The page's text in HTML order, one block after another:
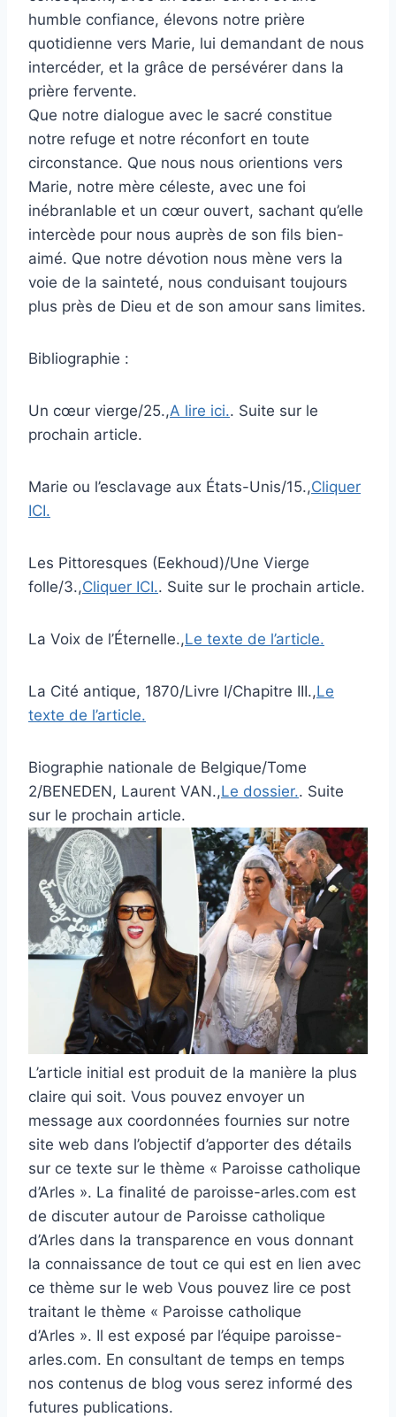
humble confiance, élevons notre prière
quotidienne vers Marie, lui demandant de nous
intercéder, et la grâce de persévérer dans la
prière fervente.
Que notre dialogue avec le sacré constitue
notre refuge et notre réconfort en toute
circonstance. Que nous nous orientions vers
Marie, notre mère céleste, avec une foi
inébranlable et un cœur ouvert, sachant qu’elle
intercède pour nous auprès de son fils bien-
aimé. Que notre dévotion nous mène vers la
voie de la sainteté, nous conduisant toujours
plus près de Dieu et de son amour sans limites.
Bibliographie :
Un cœur vierge/25.,A lire ici.. Suite sur le
prochain article.
Marie ou l’esclavage aux États-Unis/15.,Cliquer
ICI.
Les Pittoresques (Eekhoud)/Une Vierge
folle/3.,Cliquer ICI.. Suite sur le prochain article.
La Voix de l’Éternelle.,Le texte de l’article.
La Cité antique, 1870/Livre I/Chapitre III.,Le
texte de l’article.
Biographie nationale de Belgique/Tome
2/BENEDEN, Laurent VAN.,Le dossier.. Suite
sur le prochain article.
L’article initial est produit de la manière la plus
claire qui soit. Vous pouvez envoyer un
message aux coordonnées fournies sur notre
site web dans l’objectif d’apporter des détails
sur ce texte sur le thème « Paroisse catholique
d’Arles ». La finalité de paroisse-arles.com est
de discuter autour de Paroisse catholique
d’Arles dans la transparence en vous donnant
la connaissance de tout ce qui est en lien avec
ce thème sur le web Vous pouvez lire ce post
traitant le thème « Paroisse catholique
d’Arles ». Il est exposé par l’équipe paroisse-
arles.com. En consultant de temps en temps
nos contenus de blog vous serez informé des
futures publications.